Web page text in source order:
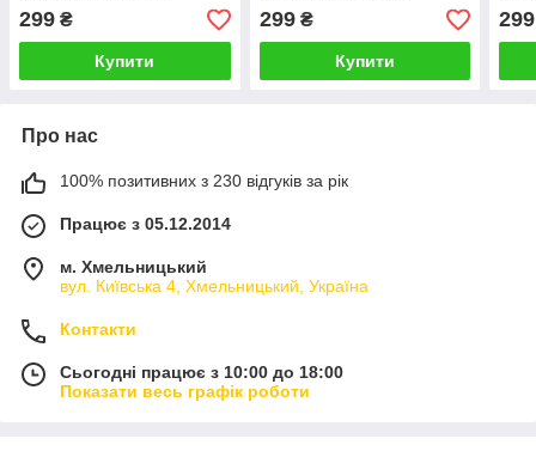
299 ₴
Купити
299₴
Купити
299
Про нас
100% позитивних з 230 відгуків за рік
Працює з 05.12.2014
м. Хмельницький
вул. Київська 4, Хмельницький, Україна
Контакти
Сьогодні працює з 10:00 до 18:00
Показати весь графік роботи